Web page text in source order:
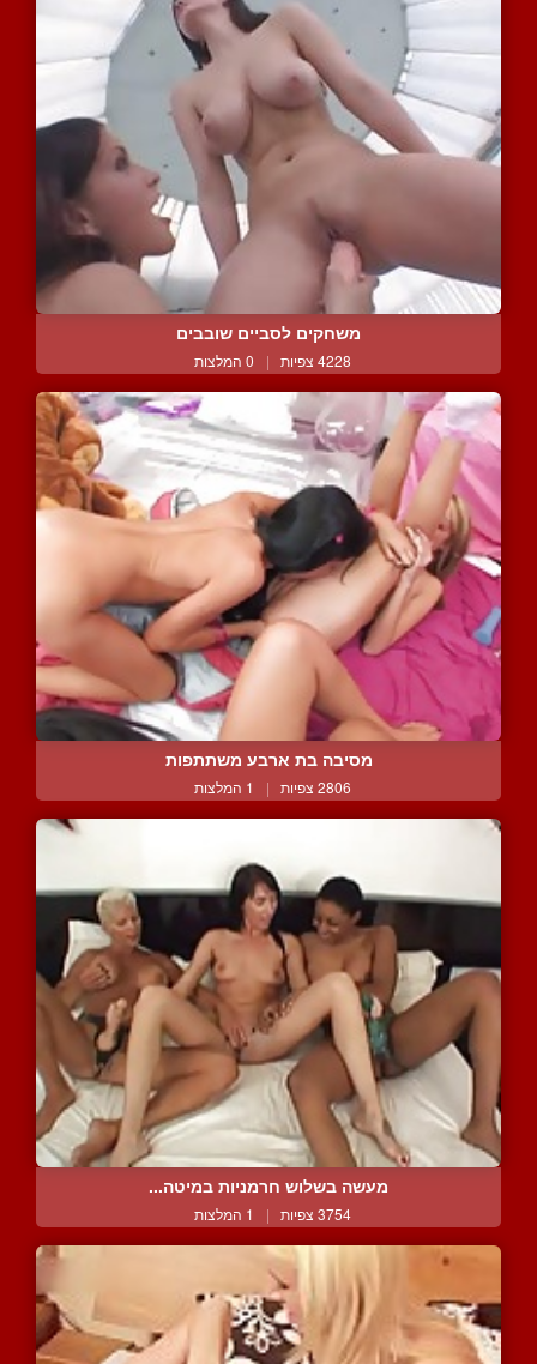
משחקים לסביים שובבים
4228 צפיות | 0 המלצות
מסיבה בת ארבע משתתפות
2806 צפיות | 1 המלצות
מעשה בשלוש חרמניות במיטה...
3754 צפיות | 1 המלצות